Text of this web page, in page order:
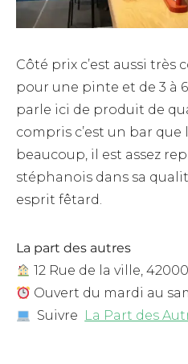
Côté prix c’est aussi très
pour une pinte et de 3 à
parle ici de produit de
compris c’est un bar que
beaucoup, il est assez
stéphanois dans sa
esprit fêtard.
La part des autres
12 Rue de la ville,
Ouvert du mardi au
Suivre La Part des